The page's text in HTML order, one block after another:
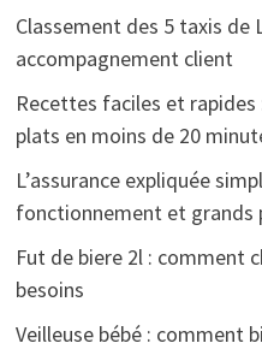
Classement des 5 taxis
accompagnement client
Recettes faciles et
plats en moins de 20
L’assurance expliquée
fonctionnement et grands
Fut de biere 2l : comment
besoins
Veilleuse bébé : comment